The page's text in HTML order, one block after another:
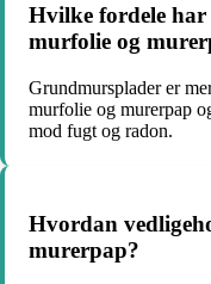
Hvilke fordele
murfolie og
Grundmursplader er
murfolie og murerpap
mod fugt og radon.
Hvordan
murerpap?